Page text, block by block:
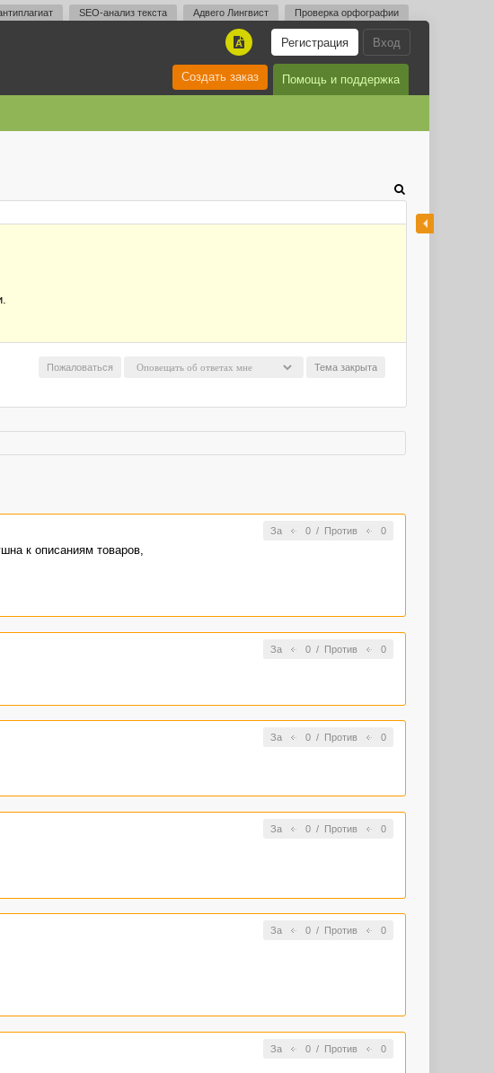
SEO-анализ текста Адвего Лингвист Проверка орфографии
Вход
Регистрация
A
Помощь и поддержка
Создать заказ
Тема закрыта
Пожаловаться
За 0/ Против 0
к описаниям товаров,
За 0/ Против 0
За 0/ Против 0
За 0/ Против 0
За 0/ Против 0
За 0/ Против 0